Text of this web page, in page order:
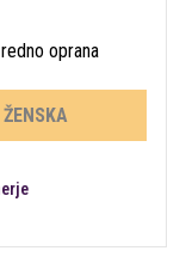
oprana
ŽENSKA